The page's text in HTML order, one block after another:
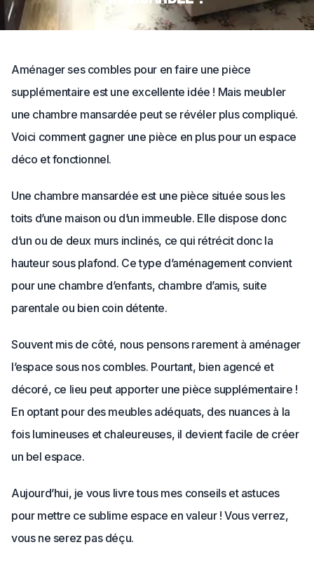
Aménager ses combles pour en faire une pièce
supplémentaire est une excellente idée ! Mais meubler
une chambre mansardée peut se révéler plus compliqué.
Voici comment gagner une pièce en plus pour un espace
déco et fonctionnel.
Une chambre mansardée est une pièce située sous les
toits d’une maison ou d’un immeuble. Elle dispose donc
d’un ou de deux murs inclinés, ce qui rétrécit donc la
hauteur sous plafond. Ce type d’aménagement convient
pour une chambre d’enfants, chambre d’amis, suite
parentale ou bien coin détente.
Souvent mis de côté, nous pensons rarement à aménager
l’espace sous nos combles. Pourtant, bien agencé et
décoré, ce lieu peut apporter une pièce supplémentaire !
En optant pour des meubles adéquats, des nuances à la
fois lumineuses et chaleureuses, il devient facile de créer
un bel espace.
Aujourd’hui, je vous livre tous mes conseils et astuces
pour mettre ce sublime espace en valeur ! Vous verrez,
vous ne serez pas déçu.